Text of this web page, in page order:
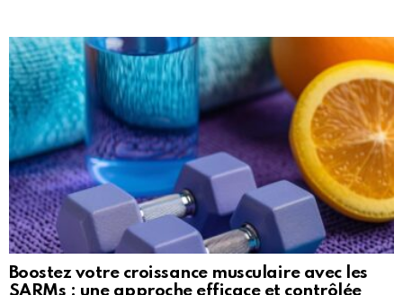
Boostez votre croissance musculaire avec les
SARMs : une approche efficace et contrôlée